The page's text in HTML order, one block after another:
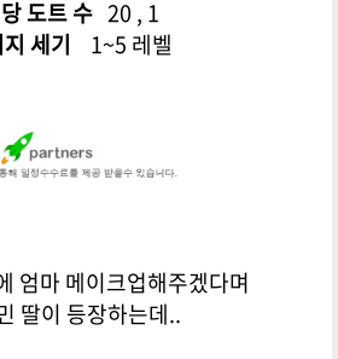
도트 수 20 , 1
세기 1~5 레벨
엄마 메이크업해주겠다며
딸이 등장하는데..